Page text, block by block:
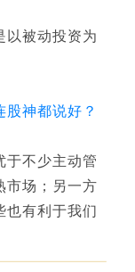
以被动投资为
神都说好？
于不少主动管
市场；另一方
也有利于我们